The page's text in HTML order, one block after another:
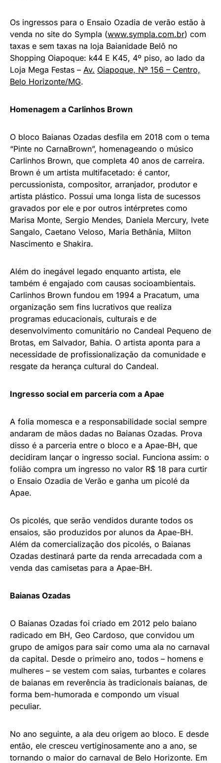
Os ingressos para o Ensaio Ozadia de verão estão à
venda no site do Sympla (www.sympla.com.br) com
taxas e sem taxas na loja Baianidade Belô no
Shopping Oiapoque: k44 E K45, 4º piso, ao lado da
Loja Mega Festas – Av. Oiapoque, Nº 156 – Centro,
Belo Horizonte/MG.
Homenagem a Carlinhos Brown
O bloco Baianas Ozadas desfila em 2018 com o tema
“Pinte no CarnaBrown”, homenageando o músico
Carlinhos Brown, que completa 40 anos de carreira.
Brown é um artista multifacetado: é cantor,
percussionista, compositor, arranjador, produtor e
artista plástico. Possui uma longa lista de sucessos
gravados por ele e por outros intérpretes como
Marisa Monte, Sergio Mendes, Daniela Mercury, Ivete
Sangalo, Caetano Veloso, Maria Bethânia, Milton
Nascimento e Shakira.
Além do inegável legado enquanto artista, ele
também é engajado com causas socioambientais.
Carlinhos Brown fundou em 1994 a Pracatum, uma
organização sem fins lucrativos que realiza
programas educacionais, culturais e de
desenvolvimento comunitário no Candeal Pequeno de
Brotas, em Salvador, Bahia. O artista aponta para a
necessidade de profissionalização da comunidade e
resgate da herança cultural do Candeal.
Ingresso social em parceria com a Apae
A folia momesca e a responsabilidade social sempre
andaram de mãos dadas no Baianas Ozadas. Prova
disso é a parceria entre o bloco e a Apae-BH, que
decidiram lançar o ingresso social. Funciona assim: o
folião compra um ingresso no valor R$ 18 para curtir
o Ensaio Ozadia de Verão e ganha um picolé da
Apae.
Os picolés, que serão vendidos durante todos os
ensaios, são produzidos por alunos da Apae-BH.
Além da comercialização dos picolés, o Baianas
Ozadas destinará parte da renda arrecadada com a
venda das camisetas para a Apae-BH.
Baianas Ozadas
O Baianas Ozadas foi criado em 2012 pelo baiano
radicado em BH, Geo Cardoso, que convidou um
grupo de amigos para sair como uma ala no carnaval
da capital. Desde o primeiro ano, todos – homens e
mulheres – se vestem com saias, turbantes e colares
de baianas em reverência às tradicionais baianas, de
forma bem-humorada e compondo um visual
peculiar.
No ano seguinte, a ala deu origem ao bloco. E desde
então, ele cresceu vertiginosamente ano a ano, se
tornando o maior do carnaval de Belo Horizonte. Em